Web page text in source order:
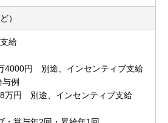
）
給
4000円 別途、インセンティブ支給
例
万円 別途、インセンティブ支給